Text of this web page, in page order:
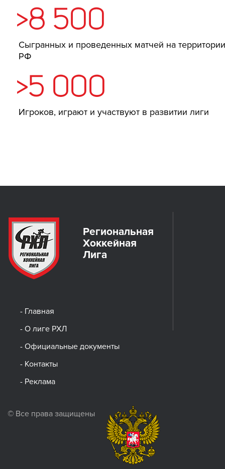
>8 500
Сыгранных и проведенных матчей на
РФ
>5 000
Игроков, играют и участвуют в развитии лиги
Региональная
Хоккейная
Лига
- Главная
- О лиге РХЛ
- Официальные документы
- Контакты
- Реклама
© Все права защищены